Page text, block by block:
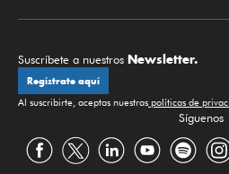
Suscríbete a nuestros Newsletter.
Regístrate aquí
Al suscribirte, aceptas nuestras políticas de
Síguenos